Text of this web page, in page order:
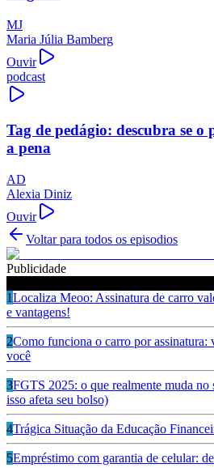
MJ
Maria Júlia Bamberg
Ouvir
podcast
Tag de pedágio: descubra se o
a pena
AD
Alexia Diniz
Ouvir
Voltar para todos os episodios
Publicidade
1Localiza Meoo: Assinatura de carro
e vantagens!
2Como funciona o carro por assinatura:
você
3FGTS 2025: o que realmente muda no
isso afeta seu bolso)
4Trágica Situação da Educação
5Empréstimo com garantia de celular: